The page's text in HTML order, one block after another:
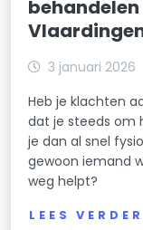
3 januari 2026
Heb je klachten
dat je steeds om
je dan al snel
gewoon iemand
weg helpt?
LEES VERDER